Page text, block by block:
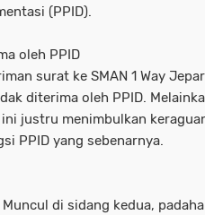
(PPID).
oleh PPID
surat ke SMAN 1 Way
diterima oleh PPID.
justru menimbulkan
PPID yang sebenarnya.
di sidang kedua,